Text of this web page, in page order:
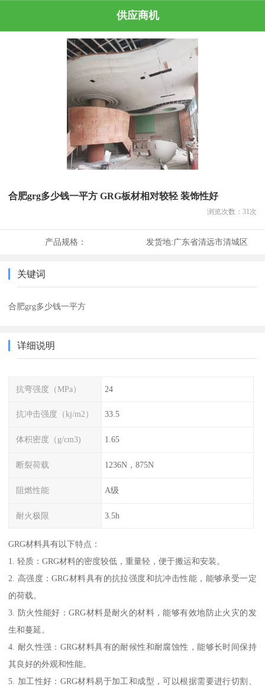
供应商机
合肥grg多少钱一平方 GRG板材相对较轻 装饰性好
浏览次数： 31 次
产品规格： 发货地:广东省清远市清城区
关键词
合肥grg多少钱一平方
详细说明
抗弯强度（MPa） 24
抗冲击强度（kj/m2） 33.5
体积密度（g/cm3) 1.65
断裂荷载 1236N，875N
阻燃性能 A级
耐火极限 3.5h
GRG材料具有以下特点：
1. 轻质：GRG材料的密度较低，重量轻，便于搬运和安装。
2. 高强度：GRG材料具有的抗拉强度和抗冲击性能，能够承受一定
的荷载。
3. 防火性能好：GRG材料是耐火的材料，能够有效地防止火灾的发
生和蔓延。
4. 耐久性强：GRG材料具有的耐候性和耐腐蚀性，能够长时间保持
其良好的外观和性能。
5. 加工性好：GRG材料易于加工和成型，可以根据需要进行切割、